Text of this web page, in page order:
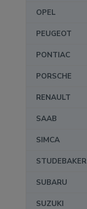
OPEL
PEUGEOT
PONTIAC
PORSCHE
RENAULT
SAAB
SIMCA
STUDEBAKER
SUBARU
SUZUKI